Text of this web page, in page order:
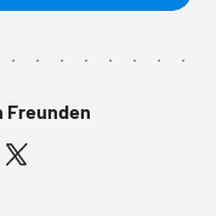
Freunden